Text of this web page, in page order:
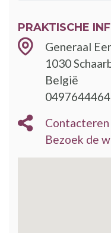
PRAKTISCHE
Generaal
1030
België
0497644464
Contacteren
Bezoek de